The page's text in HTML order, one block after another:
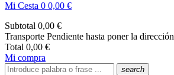
Mi Cesta 0 0,00 €
Subtotal 0,00 €
Transporte Pendiente hasta poner la dirección
Total 0,00 €
Mi compra
search